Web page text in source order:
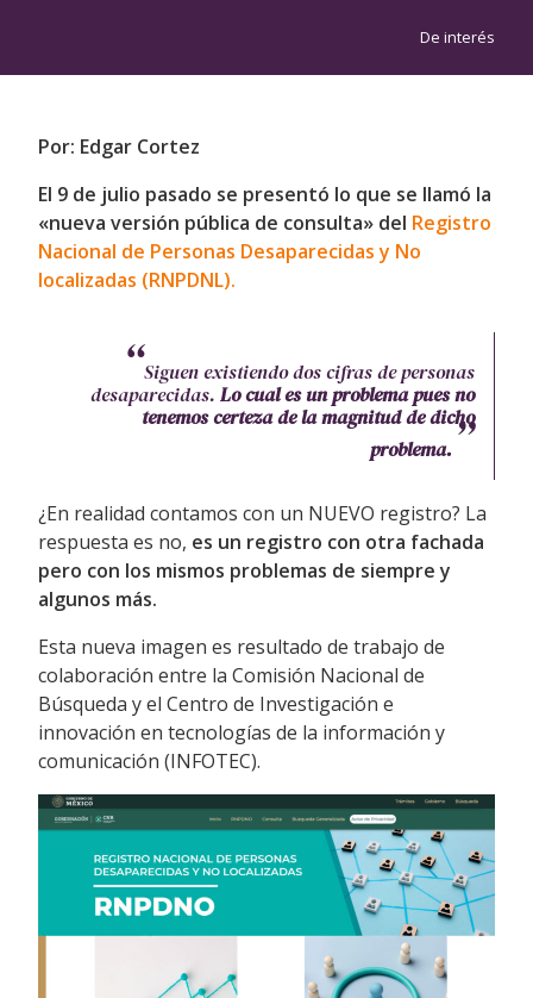
De interés
Por: Edgar Cortez
El 9 de julio pasado se presentó lo que se llamó la
«nueva versión pública de consulta» del Registro
Nacional de Personas Desaparecidas y No
localizadas (RNPDNL).
Siguen existiendo dos cifras de personas
desaparecidas. Lo cual es un problema pues no
tenemos certeza de la magnitud de dicho
problema.
¿En realidad contamos con un NUEVO registro? La
respuesta es no, es un registro con otra fachada
pero con los mismos problemas de siempre y
algunos más.
Esta nueva imagen es resultado de trabajo de
colaboración entre la Comisión Nacional de
Búsqueda y el Centro de Investigación e
innovación en tecnologías de la información y
comunicación (INFOTEC).